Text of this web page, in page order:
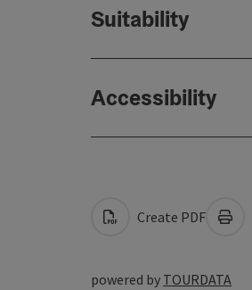
Suitability
Accessibility
Create PDF
powered by TOURDATA